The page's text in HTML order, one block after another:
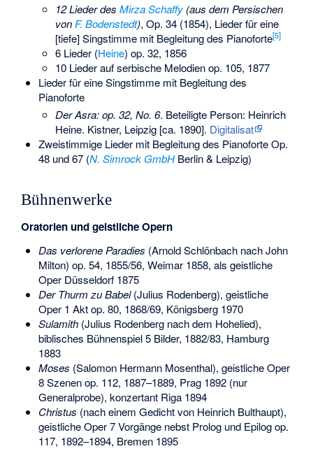
12 Lieder desMirza Schaffy (aus dem Persischen
von F. Bodenstedt), Op. 34 (1854), Lieder für eine
[tiefe] Singstimme mit Begleitung des Pianoforte[5]
6 Lieder (Heine) op. 32, 1856
10 Lieder auf serbische Melodien op. 105, 1877
Lieder für eine Singstimme mit Begleitung des
Pianoforte
Der Asra: op. 32, No. 6. Beteiligte Person: Heinrich
Heine. Kistner, Leipzig [ca. 1890]. Digitalisat
Zweistimmige Lieder mit Begleitung des Pianoforte Op.
48 und 67 (N. Simrock GmbHBerlin & Leipzig)
Bühnenwerke
Oratorien und geistliche Opern
Das verlorene Paradies (Arnold Schlönbach nach John
Milton) op. 54, 1855/56, Weimar 1858, als geistliche
Oper Düsseldorf 1875
Der Thurm zu Babel(Julius Rodenberg), geistliche
Oper 1 Akt op. 80, 1868/69, Königsberg 1970
Sulamith(Julius Rodenberg nach dem Hohelied),
biblisches Bühnenspiel 5 Bilder, 1882/83, Hamburg
1883
Moses (Salomon Hermann Mosenthal), geistliche Oper
8 Szenen op. 112, 1887–1889, Prag 1892 (nur
Generalprobe), konzertant Riga 1894
Christus (nach einem Gedicht von Heinrich Bulthaupt),
geistliche Oper 7 Vorgänge nebst Prolog und Epilog op.
117, 1892–1894, Bremen 1895